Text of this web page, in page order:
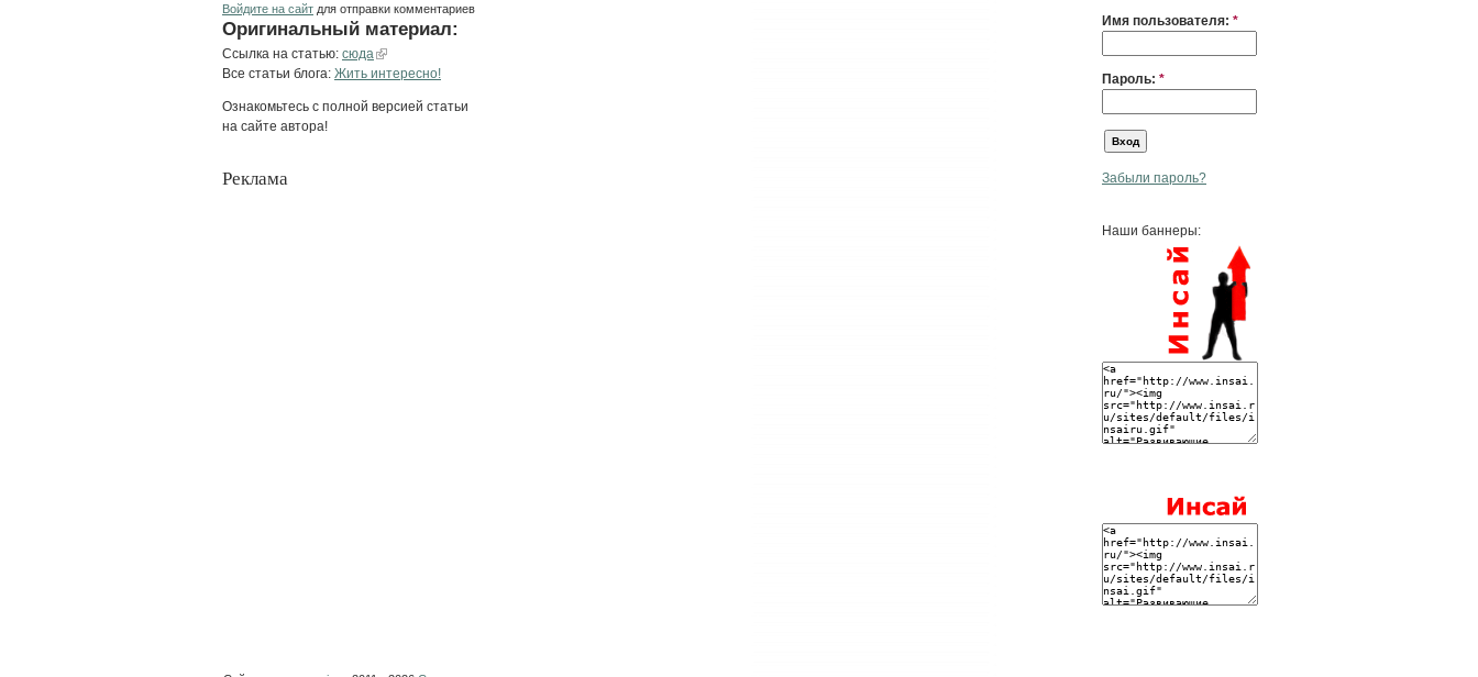
Имя пользователя: *
Пароль: *
Забыли пароль?
Наши баннеры:
Войдите на сайт для отправки комментариев
Оригинальный материал:
Ссылка на статью: сюда
Все статьи блога: Жить интересно!
Ознакомьтесь с полной версией статьи
на сайте автора!
Реклама